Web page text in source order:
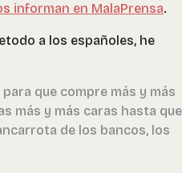
informan en MalaPrensa.
a los españoles, he
que compre más y más
más y más caras hasta
de los bancos, los